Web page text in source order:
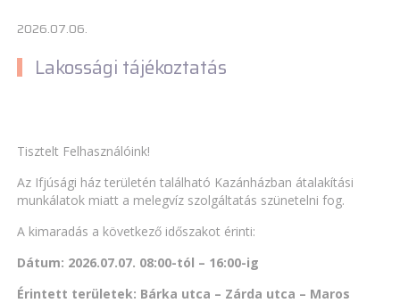
2026.07.06.
Lakossági tájékoztatás
Tisztelt Felhasználóink!
Az Ifjúsági ház területén található Kazánházban átalakítási
munkálatok miatt a melegvíz szolgáltatás szünetelni fog.
A kimaradás a következő időszakot érinti:
Dátum: 2026.07.07. 08:00-tól – 16:00-ig
Érintett területek: Bárka utca – Zárda utca – Maros